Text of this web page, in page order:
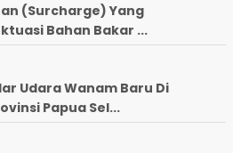
(Surcharge) Yang
Bahan Bakar ...
Udara Wanam Baru Di
Papua Sel...